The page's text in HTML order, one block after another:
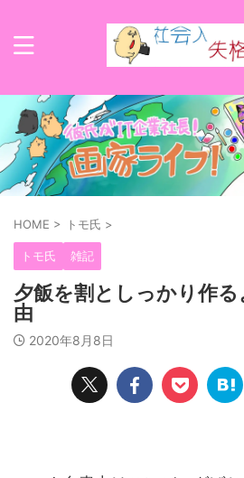
HOME > トモ氏 >
トモ氏 雑記
夕飯を割としっかり作
由
2020年8月8日